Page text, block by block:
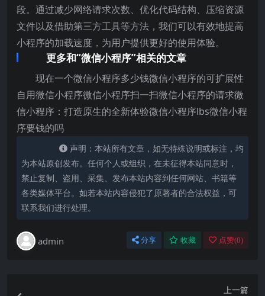
段。通过减少网络请求次数、优化代码结构、压缩资源
文件以及借助第三方工具等方法，我们可以有效地提高
小程序的加载速度，为用户提供更好的使用体验。
更多和“微信小程序”相关的文章
现在一个微信小程序多少钱微信小程序的可扩展性
自用微信小程序微信小程序扫一扫微信小程序的请求微
信小程序：打造原生的全新体验微信小程序lbs微信小程
序要钱的吗
声明：本站所有文章，如无特殊说明或标注，均
为本站原创发布。任何个人或组织，在未征得本站同意时，
禁止复制、盗用、采集、发布本站内容到任何网站、书籍等
各类媒体平台。如若本站内容侵犯了原著者的合法权益，可
联系我们进行处理。
admin 分享 收藏 点赞(0)
上一篇